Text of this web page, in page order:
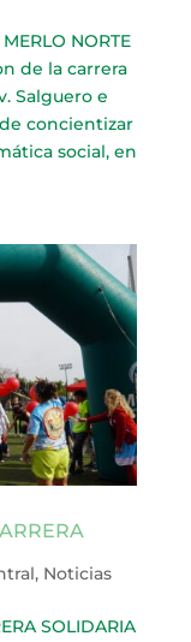
NORTE
de la carrera
Salguero e
concientizar
social, en
, Noticias
SOLIDARIA